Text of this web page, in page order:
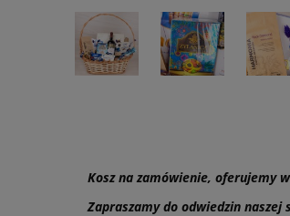
Kosz na zamówienie, oferujemy
Zapraszamy do odwiedzin